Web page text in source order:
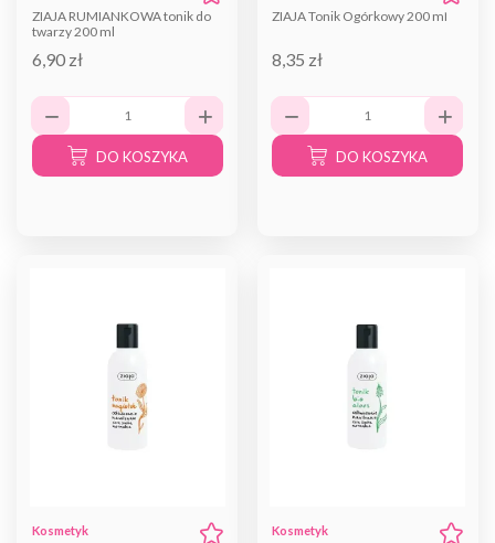
ZIAJA RUMIANKOWA tonik do
twarzy 200 ml
6,90 zł
DO KOSZYKA
ZIAJA Tonik Ogórkowy 200 ml
8,35 zł
DO KOSZYKA
Kosmetyk Kosmetyk